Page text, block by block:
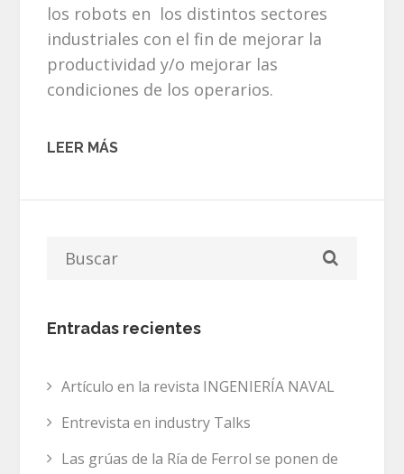
los robots en los distintos sectores
industriales con el fin de mejorar la
productividad y/o mejorar las
condiciones de los operarios.
LEER MÁS
Entradas recientes
Artículo en la revista INGENIERÍA NAVAL
Entrevista en industry Talks
Las grúas de la Ría de Ferrol se ponen de